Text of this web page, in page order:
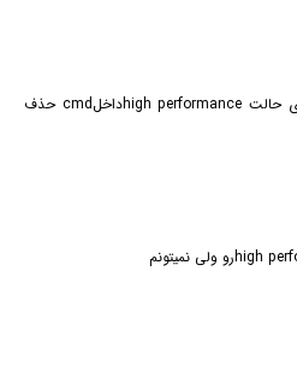
سلام خسته نباشید لطفا بگید چجوری حالت high performanceداخلcmd حذف